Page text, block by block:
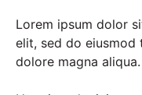
Lorem ipsum dolor
elit, sed do
dolore magna aliqua.